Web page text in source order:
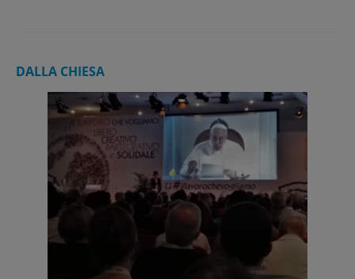
DALLA CHIESA